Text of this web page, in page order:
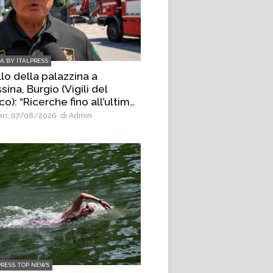
BY ITALPRESS
della palazzina a
Burgio (Vigili del
“Ricerche fino all’ultimo
di materiale”
07/08/2026 di Admin
TOP NEWS